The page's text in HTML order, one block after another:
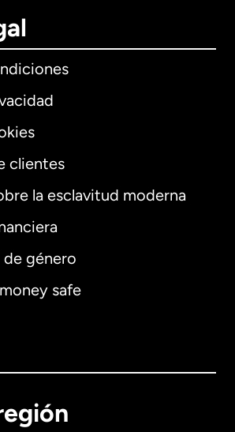
clientes
la esclavitud moderna
de género
safe
English